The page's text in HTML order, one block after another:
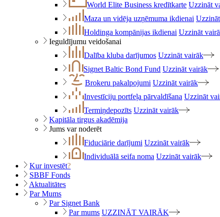
World Elite Business kredītkarte Uzzināt
Maza un vidēja uzņēmuma ikdienai
Holdinga kompānijas ikdienai Uzzināt
Ieguldījumu veidošanai
Dalība kluba darījumos Uzzināt vairāk
Signet Baltic Bond Fund Uzzināt vairāk
Brokeru pakalpojumi Uzzināt vairāk
Investīciju portfeļa pārvaldīšana Uzzināt
Termiņdepozīts Uzzināt vairāk
Kapitāla tirgus akadēmija
Jums var noderēt
Fiduciārie darījumi Uzzināt vairāk
Individuālā seifa noma Uzzināt vairāk
Kur investēt?
SBBF Fonds
Aktualitātes
Par Mums
Par Signet Bank
Par mums UZZINĀT VAIRĀK